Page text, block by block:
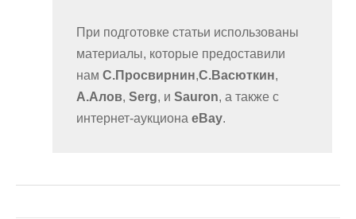
При подготовке статьи использованы
материалы, которые предоставили
нам С.Просвирнин,С.Васюткин,
А.Алов, Serg, и Sauron, а также с
интернет-аукциона eBay.